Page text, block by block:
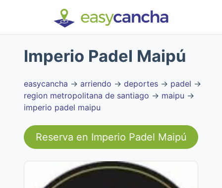
Imperio Padel Maipú
easycancha → arriendo → deportes → padel →
region metropolitana de santiago → maipu →
imperio padel maipu
Reserva en Imperio Padel Maipú